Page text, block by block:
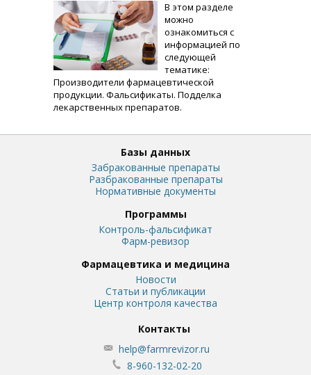
В этом разделе
можно
ознакомиться с
информацией по
следующей
тематике:
Производители фармацевтической
продукции. Фальсификаты. Подделка
лекарственных препаратов.
Базы данных
Забракованные препараты
Разбракованные препараты
Нормативные документы
Программы
Контроль-фальсификат
Фарм-ревизор
Фармацевтика и медицина
Новости
Статьи и публикации
Центр контроля качества
Контакты
help@farmrevizor.ru
8-960-132-02-20